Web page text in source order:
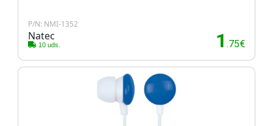
P/N: NMI-1352
Natec
10 uds. 1 .75€